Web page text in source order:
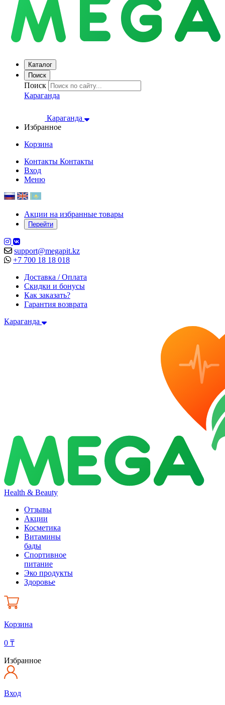
Каталог
Поиск
Поиск
Караганда
Караганда
Избранное
Корзина
Контакты Контакты
Вход
Меню
Акции на избранные товары
Перейти
support@megapit.kz
+7 700 18 18 018
Доставка / Оплата
Скидки и бонусы
Как заказать?
Гарантия возврата
Караганда
Health & Beauty
Отзывы
Акции
Косметика
Витамины
бады
Спортивное
питание
Эко продукты
Здоровье
Корзина
0 ₸
Избранное
Вход